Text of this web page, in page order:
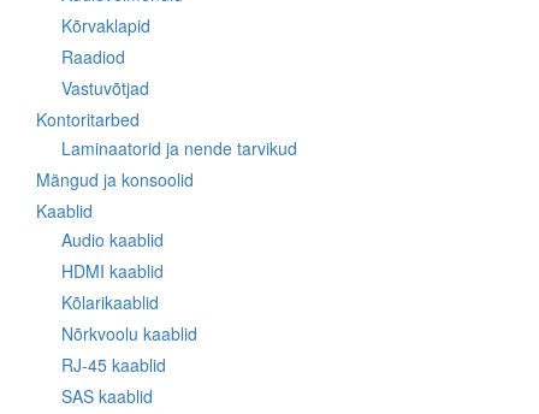
Kõrvaklapid
Raadiod
Vastuvõtjad
Kontoritarbed
Laminaatorid ja nende tarvikud
Mängud ja konsoolid
Kaablid
Audio kaablid
HDMI kaablid
Kõlarikaablid
Nõrkvoolu kaablid
RJ-45 kaablid
SAS kaablid